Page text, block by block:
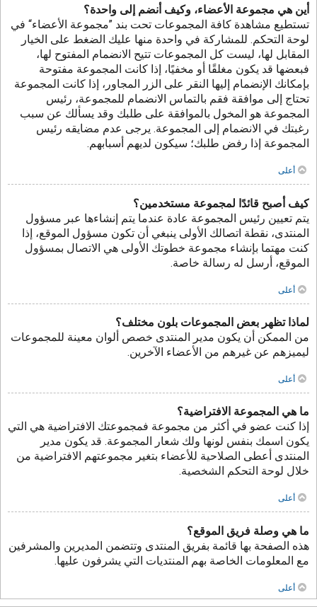
أين هي مجموعة الأعضاء، وكيف أنضم إلى واحدة؟
تستطيع مشاهدة كافة المجموعات تحت بند ”مجموعة الأعضاء“ في
لوحة التحكم. للمشاركة في واحدة منها عليك الضغط على الخيار
المقابل لها، ليست كل المجموعات تتيح الانضمام المفتوح لها،
فبعضها قد يكون مغلقًا أو مخفيًا، إذا كانت المجموعة مفتوحة
بإمكانك الإنضمام إليها النقر على الزر المجاور، إذا كانت المجموعة
تحتاج إلى موافقة فقم بالتماس الانضمام للمجموعة، رئيس
المجموعة هو المخول بالموافقة على طلبك وقد يسألك عن سبب
رغبتك في الانضمام إلى المجموعة. يرجى عدم مضايقه رئيس
المجموعة إذا رفض طلبك؛ سيكون لديهم أسبابهم.
أعلى
كيف أصبح قائدًا لمجموعة مستخدمين؟
يتم تعيين رئيس المجموعة عادة عندما يتم إنشاءها عبر مسؤول
المنتدى، نقطة اتصالك الأولى ينبغي أن تكون مسؤول الموقع، إذا
كنت مهتما بإنشاء مجموعة خطوتك الأولى هي الاتصال بمسؤول
الموقع، أرسل له رسالة خاصة.
أعلى
لماذا تظهر بعض المجموعات بلون مختلف؟
من الممكن أن يكون مدير المنتدى خصص ألوان معينة للمجموعات
ليميزهم عن غيرهم من الأعضاء الآخرين.
أعلى
ما هي المجموعة الافتراضية؟
إذا كنت عضو في أكثر من مجموعة فمجموعتك الافتراضية هي التي
يكون اسمك بنفس لونها ولك شعار المجموعة. قد يكون مدير
المنتدى أعطى الصلاحية للأعضاء بتغير مجموعتهم الافتراضية من
خلال لوحة التحكم الشخصية.
أعلى
ما هي وصلة فريق الموقع؟
هذه الصفحة بها قائمة بفريق المنتدى وتتضمن المديرين والمشرفين
مع المعلومات الخاصة بهم المنتديات التي يشرفون عليها.
أعلى